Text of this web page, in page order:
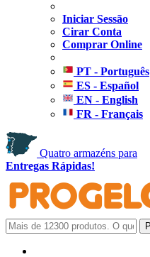
Iniciar Sessão
Cirar Conta
Comprar Online
PT - Português
ES - Español
EN - English
FR - Français
Quatro armazéns para
Entregas Rápidas!